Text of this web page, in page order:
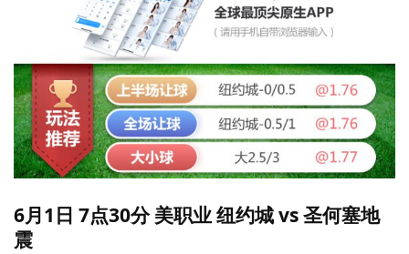
6月1日 7点30分 美职业 纽约城 vs 圣何塞地
震